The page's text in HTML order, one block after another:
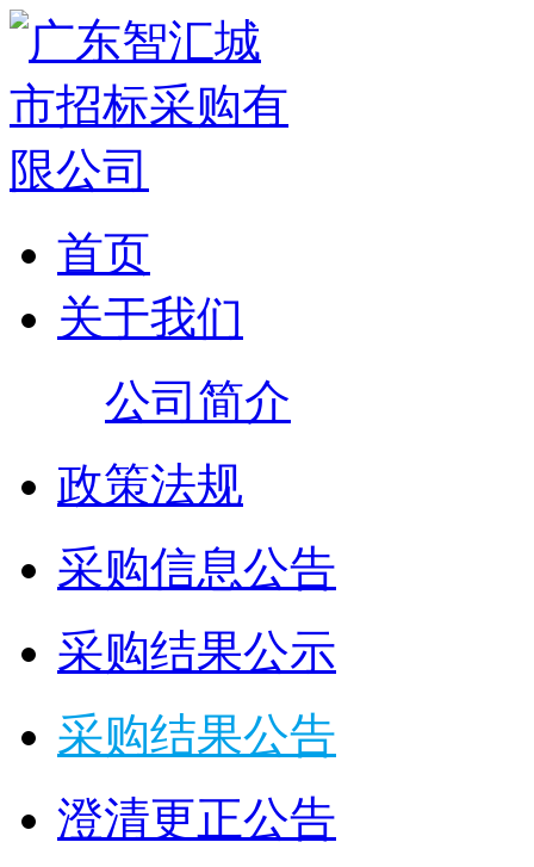
首页
关于我们
公司简介
政策法规
采购信息公告
采购结果公示
采购结果公告
澄清更正公告